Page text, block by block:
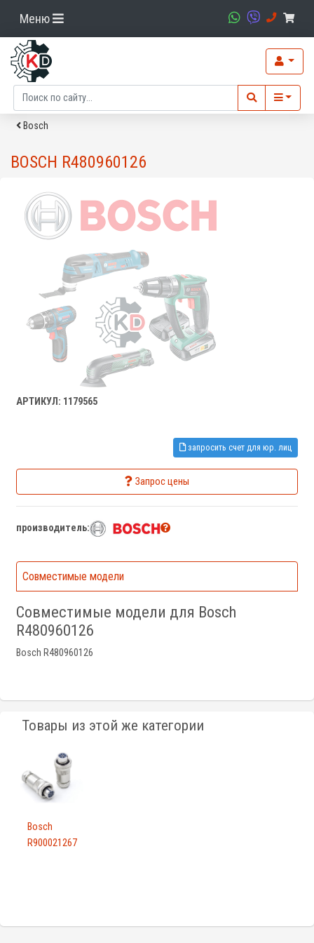
Меню
Bosch
BOSCH R480960126
АРТИКУЛ: 1179565
запросить счет для юр. лиц
Запрос цены
производитель:
Совместимые модели
Совместимые модели для Bosch
R480960126
Bosch R480960126
Товары из этой же категории
Bosch
R900021267